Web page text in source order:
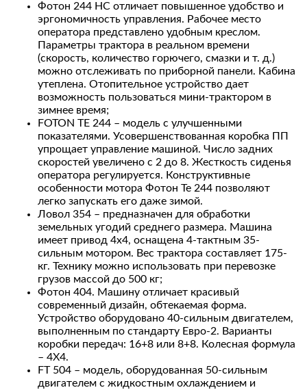
Фотон 244 НС отличает повышенное удобство и
эргономичность управления. Рабочее место
оператора представлено удобным креслом.
Параметры трактора в реальном времени
(скорость, количество горючего, смазки и т. д.)
можно отслеживать по приборной панели. Кабина
утеплена. Отопительное устройство дает
возможность пользоваться мини-трактором в
зимнее время;
FOTON TE 244 – модель с улучшенными
показателями. Усовершенствованная коробка ПП
упрощает управление машиной. Число задних
скоростей увеличено с 2 до 8. Жесткость сиденья
оператора регулируется. Конструктивные
особенности мотора Фотон Te 244 позволяют
легко запускать его даже зимой.
Ловол 354 – предназначен для обработки
земельных угодий среднего размера. Машина
имеет привод 4х4, оснащена 4-тактным 35-
сильным мотором. Вес трактора составляет 175-
кг. Технику можно использовать при перевозке
грузов массой до 500 кг;
Фотон 404. Машину отличает красивый
современный дизайн, обтекаемая форма.
Устройство оборудовано 40-сильным двигателем,
выполненным по стандарту Евро-2. Варианты
коробки передач: 16+8 или 8+8. Колесная формула
– 4Х4.
FT 504 – модель, оборудованная 50-сильным
двигателем с жидкостным охлаждением и